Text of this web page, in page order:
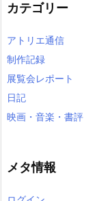
ブ
カテゴリー
アトリエ通信
制作記録
展覧会レポート
日記
映画・音楽・書評
メタ情報